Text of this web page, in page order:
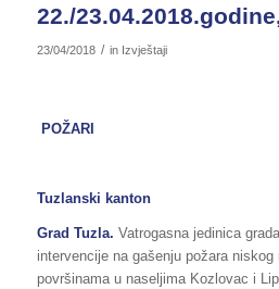
22./
23/04/2018 / in Izvještaji
POŽARI
Tuzlanski kanton
Grad Tuzla. Vatrogasna jedinica
intervencije na gašenju požara niskog
površinama u naseljima Kozlovac i